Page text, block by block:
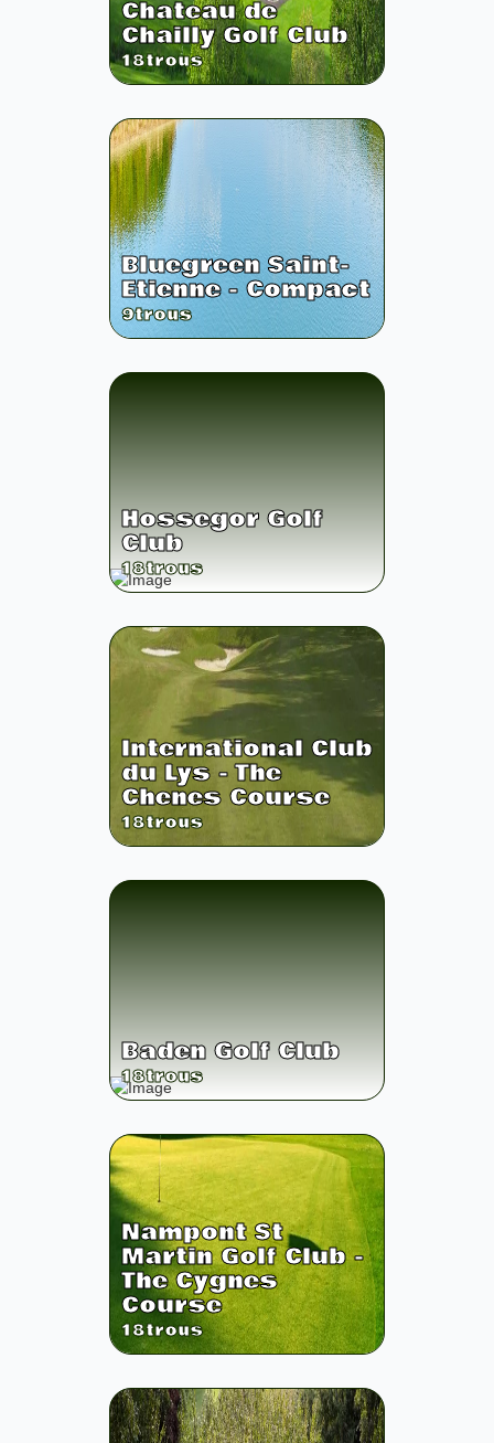
Chateau de
Chailly Golf Club
18trous
Bluegreen Saint-
Etienne - Compact
9trous
Hossegor Golf
Club
18trous
International Club
du Lys - The
Chenes Course
18trous
Baden Golf Club
18trous
Nampont St
Martin Golf Club -
The Cygnes
Course
18trous